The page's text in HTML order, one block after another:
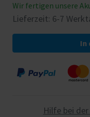
Wir fertigen unsere
Lieferzeit: 6-7
In
Hilfe bei